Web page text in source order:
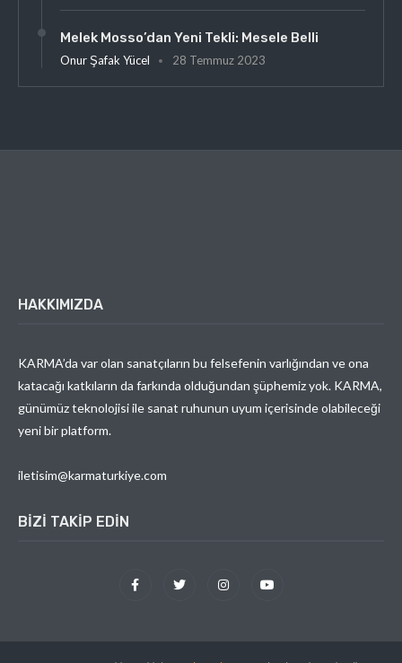
Melek Mosso’dan Yeni Tekli: Mesele Belli
Onur Şafak Yücel 28 Temmuz 2023
HAKKIMIZDA
KARMA’da var olan sanatçıların bu felsefenin varlığından ve ona
katacağı katkıların da farkında olduğundan şüphemiz yok. KARMA,
günümüz teknolojisi ile sanat ruhunun uyum içerisinde olabileceği
yeni bir platform.
iletisim@karmaturkiye.com
BIZI TAKIP EDIN